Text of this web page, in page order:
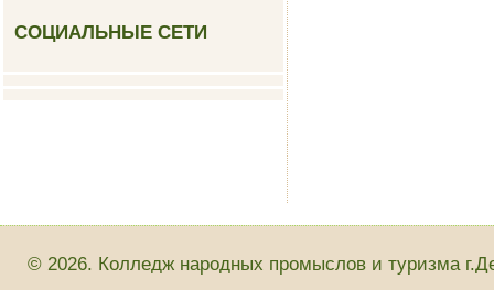
СОЦИАЛЬНЫЕ СЕТИ
© 2026. Колледж народных промыслов и туризма